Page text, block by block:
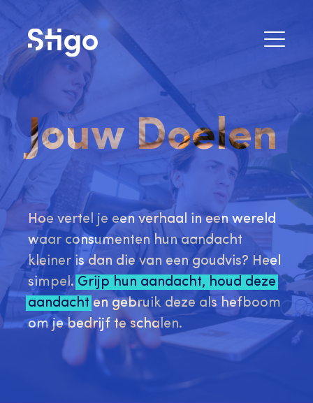
Jouw Doelen
Hoe vertel je een verhaal in een wereld
waar consumenten hun aandacht
kleiner is dan die van een goudvis? Heel
simpel. Grijp hun aandacht, houd deze
aandacht en gebruik deze als hefboom
om je bedrijf te schalen.